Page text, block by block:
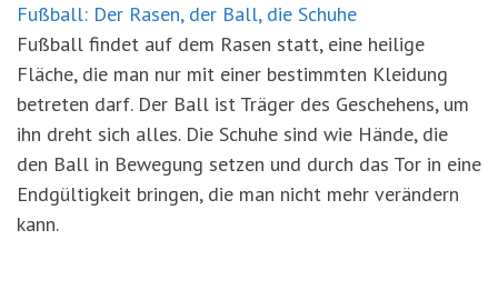
Fußball: Der Rasen, der Ball, die Schuhe
Fußball findet auf dem Rasen statt, eine heilige
Fläche, die man nur mit einer bestimmten Kleidung
betreten darf. Der Ball ist Träger des Geschehens, um
ihn dreht sich alles. Die Schuhe sind wie Hände, die
den Ball in Bewegung setzen und durch das Tor in eine
Endgültigkeit bringen, die man nicht mehr verändern
kann.